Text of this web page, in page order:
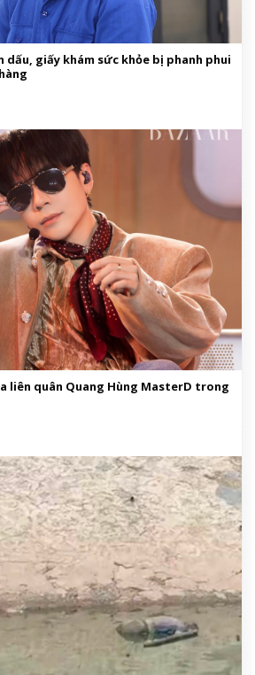
giấy khám sức khỏe bị phanh phui
liên quân Quang Hùng MasterD trong